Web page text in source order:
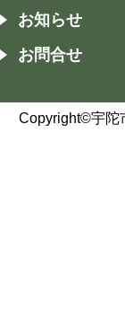
お知らせ
お問合せ
Copyright©宇陀